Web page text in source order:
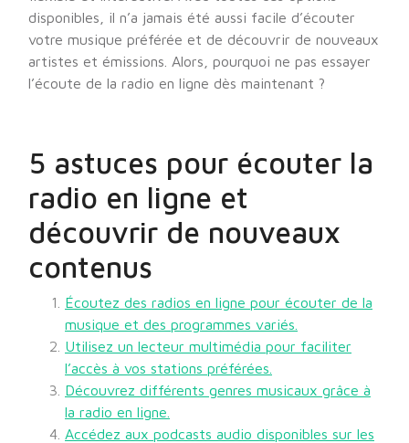
disponibles, il n’a jamais été aussi facile d’écouter
votre musique préférée et de découvrir de nouveaux
artistes et émissions. Alors, pourquoi ne pas essayer
l’écoute de la radio en ligne dès maintenant ?
5 astuces pour écouter la
radio en ligne et
découvrir de nouveaux
contenus
Écoutez des radios en ligne pour écouter de la
musique et des programmes variés.
Utilisez un lecteur multimédia pour faciliter
l’accès à vos stations préférées.
Découvrez différents genres musicaux grâce à
la radio en ligne.
Accédez aux podcasts audio disponibles sur les